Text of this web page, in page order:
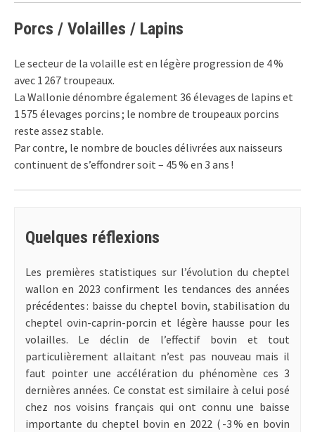
Porcs / Volailles / Lapins
Le secteur de la volaille est en légère progression de 4 %
avec 1 267 troupeaux.
La Wallonie dénombre également 36 élevages de lapins et
1 575 élevages porcins ; le nombre de troupeaux porcins
reste assez stable.
Par contre, le nombre de boucles délivrées aux naisseurs
continuent de s’effondrer soit – 45 % en 3 ans !
Quelques réflexions
Les premières statistiques sur l’évolution du cheptel
wallon en 2023 confirment les tendances des années
précédentes : baisse du cheptel bovin, stabilisation du
cheptel ovin-caprin-porcin et légère hausse pour les
volailles. Le déclin de l’effectif bovin et tout
particulièrement allaitant n’est pas nouveau mais il
faut pointer une accélération du phénomène ces 3
dernières années. Ce constat est similaire à celui posé
chez nos voisins français qui ont connu une baisse
importante du cheptel bovin en 2022 ( -3 % en bovin